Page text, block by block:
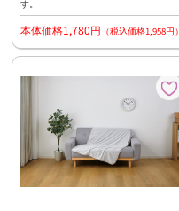
す。
本体価格1,780円 （税込価格1,958円）